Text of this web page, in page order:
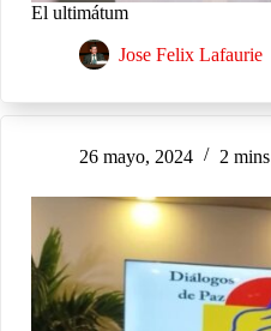
El ultimátum
Jose Felix Lafaurie
26 mayo, 2024 2 mins